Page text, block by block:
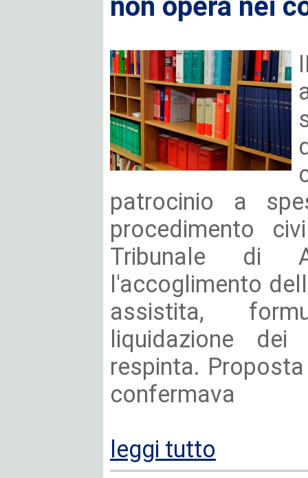
non opera nei
patrocinio a
procedimento
Tribunale di
l'accoglimento
assistita,
liquidazione
respinta.
confermava
leggi tutto